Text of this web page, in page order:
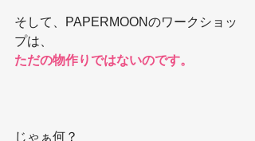
そして、PAPERMOONのワークショッ
プは、
ただの物作りではないのです。
じゃぁ何？